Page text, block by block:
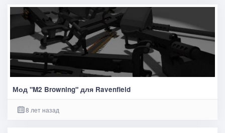
Мод "M2 Browning" для Ravenfield
8 лет назад